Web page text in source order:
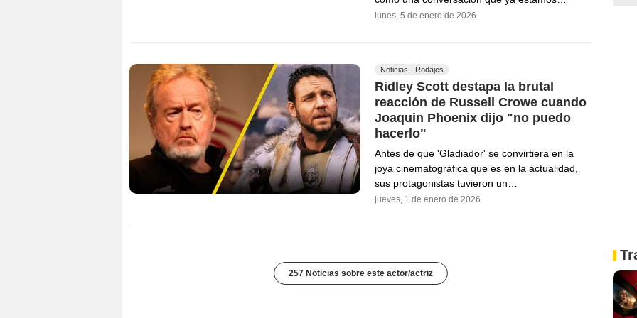
lunes, 5 de enero de 2026
Noticias - Rodajes
Ridley Scott destapa la brutal
reacción de Russell Crowe cuando
Joaquin Phoenix dijo "no puedo
hacerlo"
Antes de que 'Gladiador' se convirtiera en la
joya cinematográfica que es en la actualidad,
sus protagonistas tuvieron un…
jueves, 1 de enero de 2026
257 Noticias sobre este actor/actriz